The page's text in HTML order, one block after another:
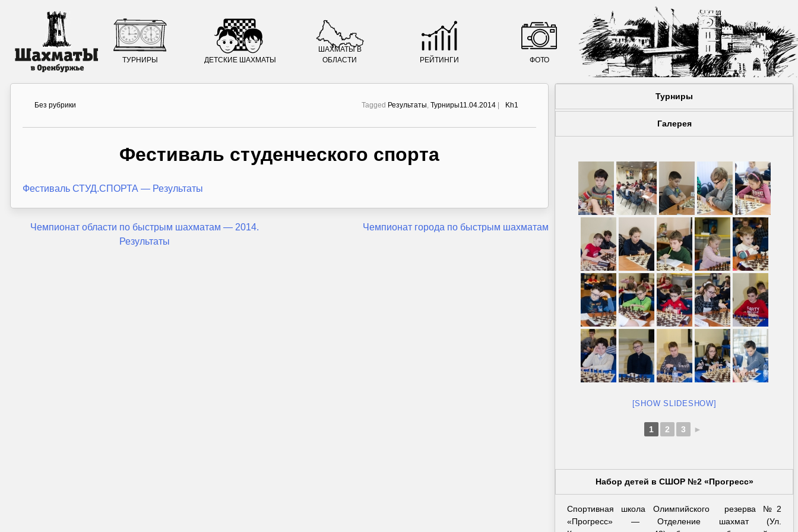
ТУРНИРЫ ДЕТСКИЕ ШАХМАТЫ
ШАХМАТЫ В
ОБЛАСТИ
РЕЙТИНГИ ФОТО
Без рубрики Tagged Результаты,Турниры11.04.2014 Kh1
Фестиваль студенческого спорта
Фестиваль СТУД.СПОРТА — Результаты
Навигация
Чемпионат области по быстрым шахматам — 2014.
Результаты
Чемпионат города по быстрым шахматам
Турниры
Галерея
[SHOW SLIDESHOW]
1 2 3 ►
Набор детей в СШОР №2 «Прогресс»
Спортивная школа Олимпийского резерва №2
«Прогресс» — Отделение шахмат (Ул.